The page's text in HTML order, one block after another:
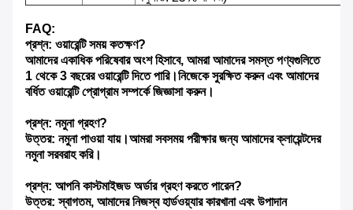
FAQ:
প্রশ্ন: ওয়ারেন্টি সময় কতক্ষণ?
আমাদের একাধিক পরিষেবার অংশ হিসাবে, আমরা আমাদের সমস্ত পণ্যগুলিতে
1 থেকে 3 বছরের ওয়ারেন্টি দিতে পারি।নিজেকে সুরক্ষিত করুন এবং আমাদের
বর্ধিত ওয়ারেন্টি প্রোগ্রাম সম্পর্কে জিজ্ঞাসা করুন।
প্রশ্ন: নমুনা গ্রহণ?
উত্তর: নমুনা পাওয়া যায়।আমরা সবসময় পরীক্ষার জন্য আমাদের ক্লায়েন্টদের
নমুনা সরবরাহ করি।
প্রশ্ন: আপনি কাস্টমাইজড অর্ডার গ্রহণ করতে পারেন?
উত্তর: স্বাগতম, আমাদের নিজস্ব হার্ডওয়্যার কারখানা এবং উপাদান